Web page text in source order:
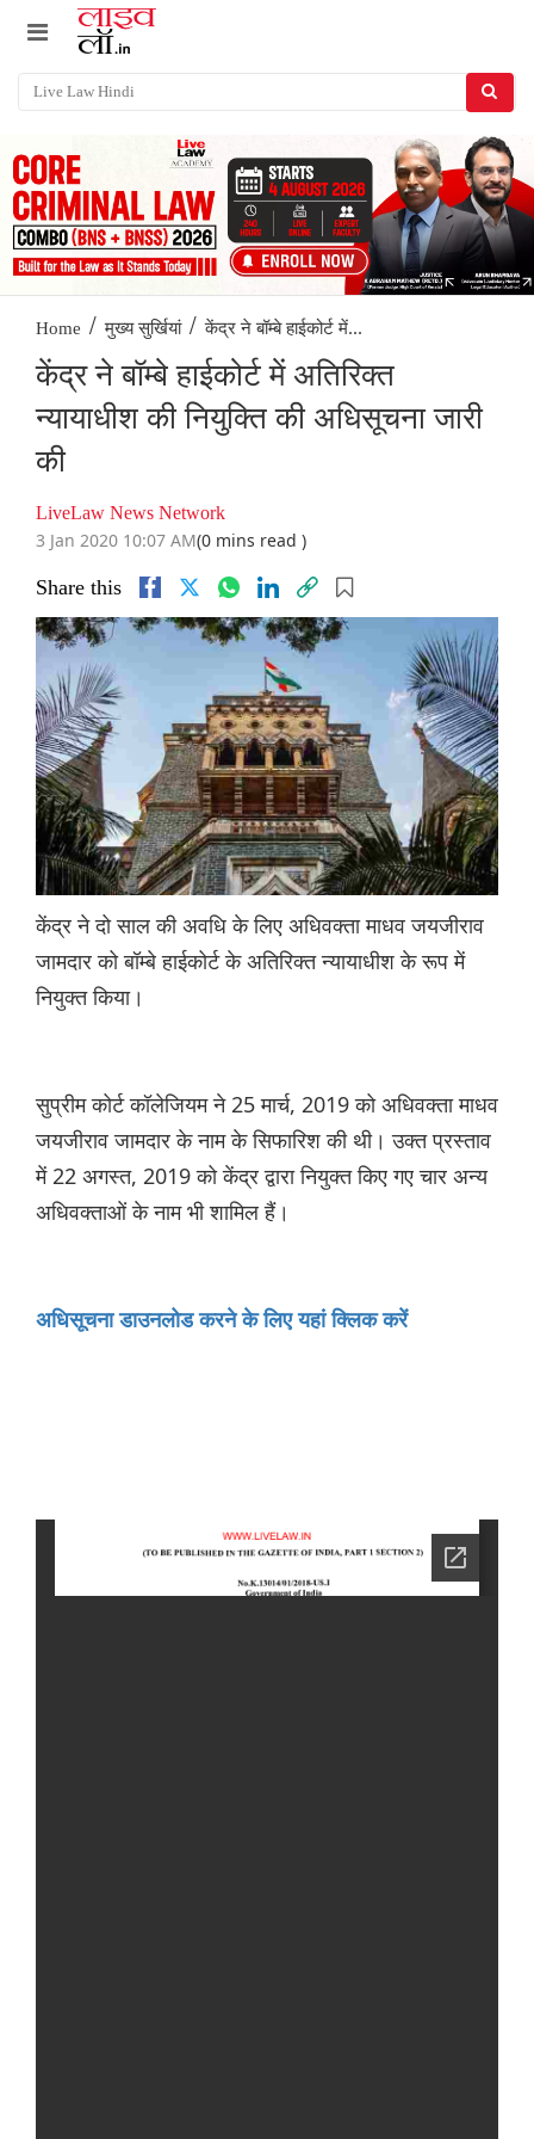
Home / मुख्य सुर्खियां / केंद्र ने बॉम्बे हाईकोर्ट में...
केंद्र ने बॉम्बे हाईकोर्ट में अतिरिक्त
न्यायाधीश की नियुक्ति की अधिसूचना जारी
की
LiveLaw News Network
3 Jan 2020 10:07 AM(0 mins read )
Share this
केंद्र ने दो साल की अवधि के लिए अधिवक्ता माधव जयजीराव
जामदार को बॉम्बे हाईकोर्ट के अतिरिक्त न्यायाधीश के रूप में
नियुक्त किया।
सुप्रीम कोर्ट कॉलेजियम ने 25 मार्च, 2019 को अधिवक्ता माधव
जयजीराव जामदार के नाम के सिफारिश की थी। उक्त प्रस्ताव
में 22 अगस्त, 2019 को केंद्र द्वारा नियुक्त किए गए चार अन्य
अधिवक्ताओं के नाम भी शामिल हैं।
अधिसूचना डाउनलोड करने के लिए यहां क्लिक करें